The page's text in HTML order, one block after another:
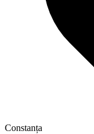
Constanța